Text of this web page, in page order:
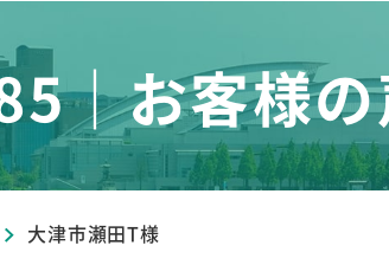
｜お客様
大津市瀬田T様